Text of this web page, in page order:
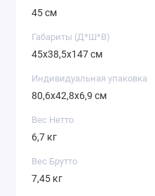
45 см
Габариты (Д*Ш*В)
45х38,5х147 см
Индивидуальная упаковка
80,6х42,8х6,9 см
Вес Нетто
6,7 кг
Вес Брутто
7,45 кг